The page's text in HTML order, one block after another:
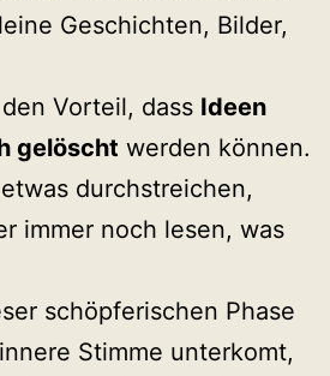
Geschichten, Bilder,
Vorteil, dass Ideen
gelöscht werden können.
durchstreichen,
immer noch lesen, was
schöpferischen Phase
Stimme unterkomt,